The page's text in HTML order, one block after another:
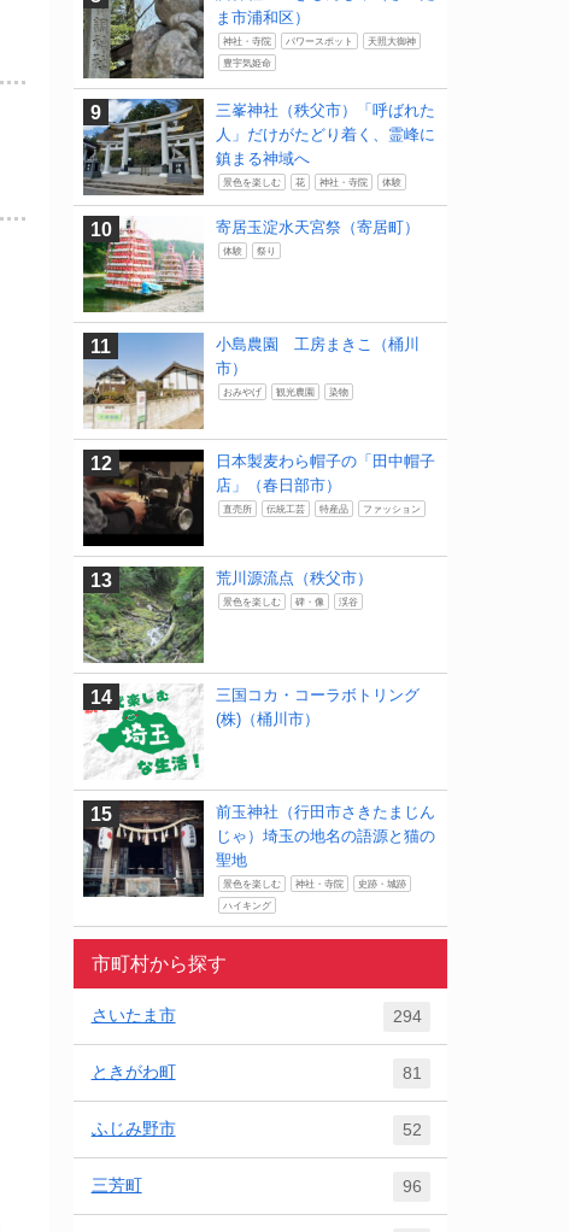
ま市浦和区）
神社・寺院 パワースポット 天照大御神
豊宇気姫命
三峯神社（秩父市）「呼ばれた
人」だけがたどり着く、霊峰に
鎮まる神域へ
景色を楽しむ 花 神社・寺院 体験
寄居玉淀水天宮祭（寄居町）
体験 祭り
小島農園 工房まきこ（桶川
市）
おみやげ 観光農園 染物
日本製麦わら帽子の「田中帽子
店」（春日部市）
直売所 伝統工芸 特産品 ファッション
荒川源流点（秩父市）
景色を楽しむ 碑・像 渓谷
三国コカ・コーラボトリング
(株)（桶川市）
前玉神社（行田市さきたまじん
じゃ）埼玉の地名の語源と猫の
聖地
景色を楽しむ 神社・寺院 史跡・城跡
ハイキング
市町村から探す
さいたま市 294
ときがわ町 81
ふじみ野市 52
三芳町 96